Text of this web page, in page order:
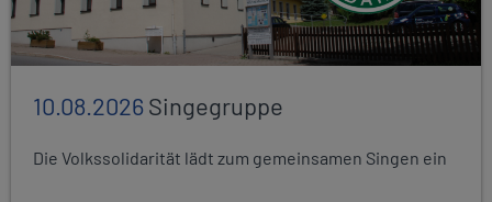
10.08.2026Singegruppe
Die Volkssolidarität lädt zum gemeinsamen Singen ein